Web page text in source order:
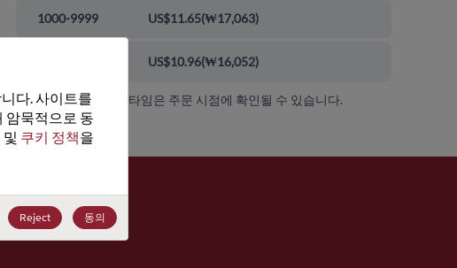
1000-9999 US$11.65(₩17,063)
US$10.96(₩16,052)
가격, 가용성 및 리드 타임은 주문 시점에 확인될 수 있습니다.
다. 사이트를
암묵적으로 동
및 쿠키 정책을
Reject 동의